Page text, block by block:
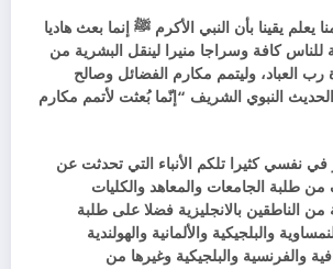
يقينا بأن النبي الأكرم ﷺ إنما بعث هاديا
للناس كافة وسراجا منيرا لينقل البشرية من
رب العباد، وليتمم مكارم الفضائل وصالح
النبوي الشريف “إنّما بُعثت لأتمم مكارم
نفسي كثيرا تلكم الأنباء التي تحدثت عن
طلبة الجامعات والمعاهد والكليات
من الناطقين بالانجليزية فضلا على طلبة
والبلجيكية والألمانية والهولندية
والفرنسية والبلجيكية وغيرها من